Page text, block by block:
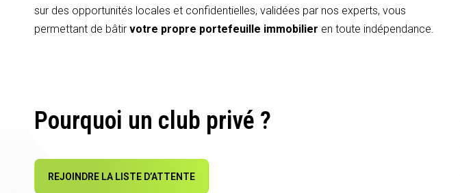
sur des opportunités locales et confidentielles, validées par nos experts, vous
permettant de bâtir votre propre portefeuille immobilier en toute indépendance.
Pourquoi un club privé ?
REJOINDRE LA LISTE D’ATTENTE